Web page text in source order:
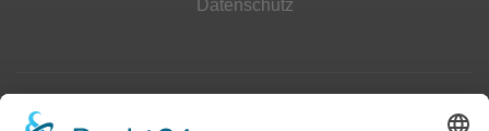
Datenschutz